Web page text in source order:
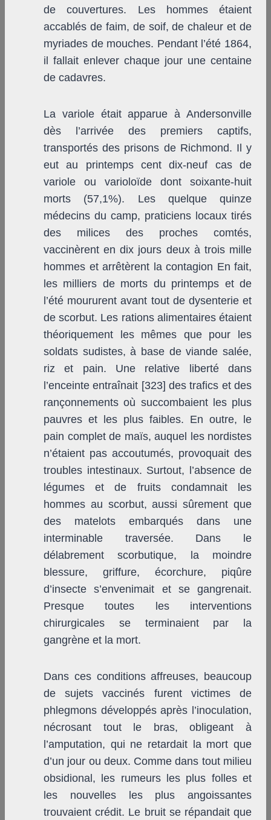
de couvertures. Les hommes étaient
accablés de faim, de soif, de chaleur et de
myriades de mouches. Pendant l’été 1864,
il fallait enlever chaque jour une centaine
de cadavres.
La variole était apparue à Andersonville
dès l’arrivée des premiers captifs,
transportés des prisons de Richmond. Il y
eut au printemps cent dix-neuf cas de
variole ou varioloïde dont soixante-huit
morts (57,1%). Les quelque quinze
médecins du camp, praticiens locaux tirés
des milices des proches comtés,
vaccinèrent en dix jours deux à trois mille
hommes et arrêtèrent la contagion En fait,
les milliers de morts du printemps et de
l’été moururent avant tout de dysenterie et
de scorbut. Les rations alimentaires étaient
théoriquement les mêmes que pour les
soldats sudistes, à base de viande salée,
riz et pain. Une relative liberté dans
l’enceinte entraînait [323] des trafics et des
rançonnements où succombaient les plus
pauvres et les plus faibles. En outre, le
pain complet de maïs, auquel les nordistes
n’étaient pas accoutumés, provoquait des
troubles intestinaux. Surtout, l’absence de
légumes et de fruits condamnait les
hommes au scorbut, aussi sûrement que
des matelots embarqués dans une
interminable traversée. Dans le
délabrement scorbutique, la moindre
blessure, griffure, écorchure, piqûre
d’insecte s’envenimait et se gangrenait.
Presque toutes les interventions
chirurgicales se terminaient par la
gangrène et la mort.
Dans ces conditions affreuses, beaucoup
de sujets vaccinés furent victimes de
phlegmons développés après l’inoculation,
nécrosant tout le bras, obligeant à
l’amputation, qui ne retardait la mort que
d’un jour ou deux. Comme dans tout milieu
obsidional, les rumeurs les plus folles et
les nouvelles les plus angoissantes
trouvaient crédit. Le bruit se répandait que